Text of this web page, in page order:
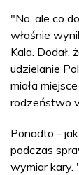
"No, ale co
właśnie
Kala. Dodał,
udzielanie
miała
rodzeństwo
Ponadto -
podczas
wymiar kary.